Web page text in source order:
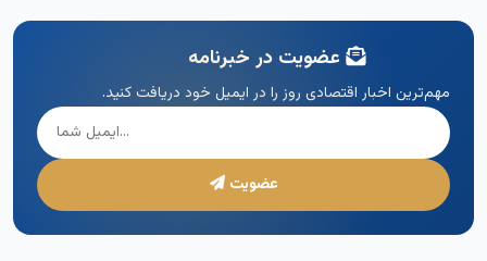
عضویت در خبرنامه
مهم‌ترین اخبار اقتصادی روز را در ایمیل خود دریافت کنید.
عضویت